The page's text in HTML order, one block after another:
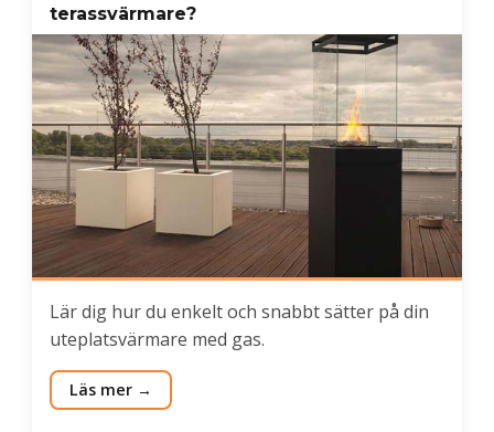
terassvärmare?
Lär dig hur du enkelt och snabbt sätter på din
uteplatsvärmare med gas.
Läs mer